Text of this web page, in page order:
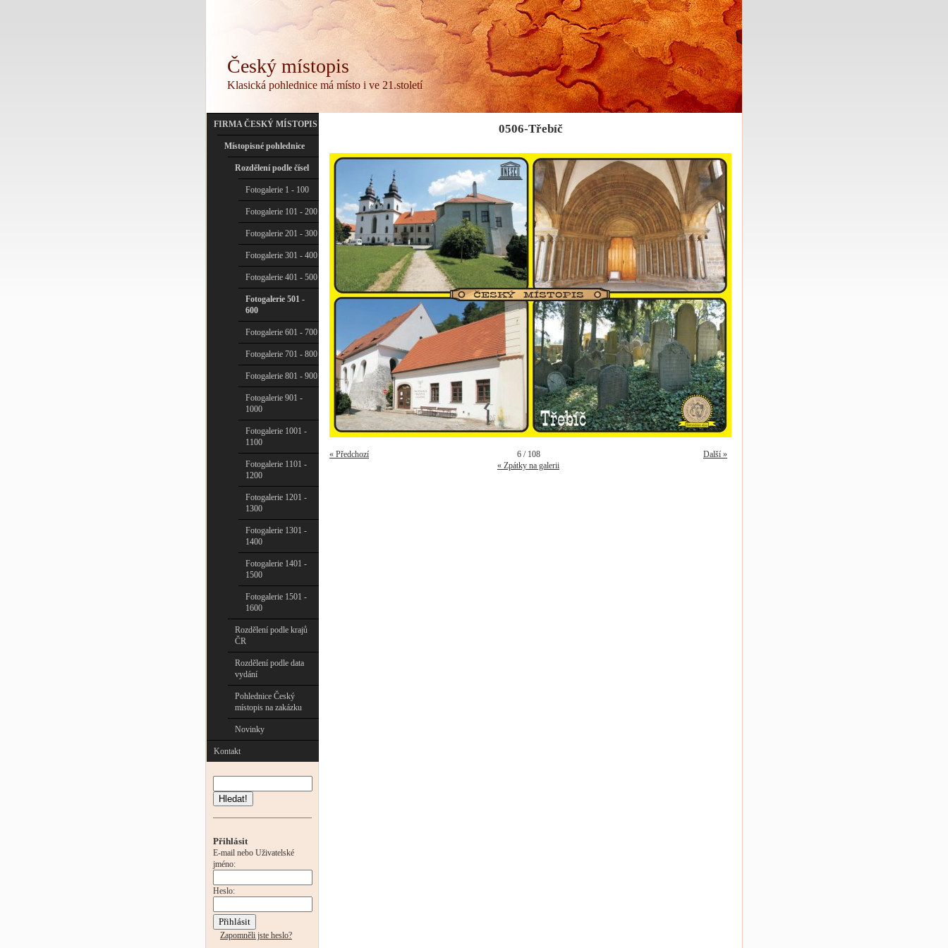
Český místopis
Klasická pohlednice má místo i ve 21.století
FIRMA ČESKÝ MÍSTOPIS
Místopisné pohlednice
Rozdělení podle čísel
Fotogalerie 1 - 100
Fotogalerie 101 - 200
Fotogalerie 201 - 300
Fotogalerie 301 - 400
Fotogalerie 401 - 500
Fotogalerie 501 -
600
Fotogalerie 601 - 700
Fotogalerie 701 - 800
Fotogalerie 801 - 900
Fotogalerie 901 -
1000
Fotogalerie 1001 -
1100
Fotogalerie 1101 -
1200
Fotogalerie 1201 -
1300
Fotogalerie 1301 -
1400
Fotogalerie 1401 -
1500
Fotogalerie 1501 -
1600
Rozdělení podle krajů
ČR
Rozdělení podle data
vydání
Pohlednice Český
místopis na zakázku
Novinky
Kontakt
Hledat!
Přihlásit
E-mail nebo Uživatelské
jméno:
Heslo:
Zapomněli jste heslo?
0506-Třebíč
« Předchozí 6 / 108
Další »
« Zpátky na galerii